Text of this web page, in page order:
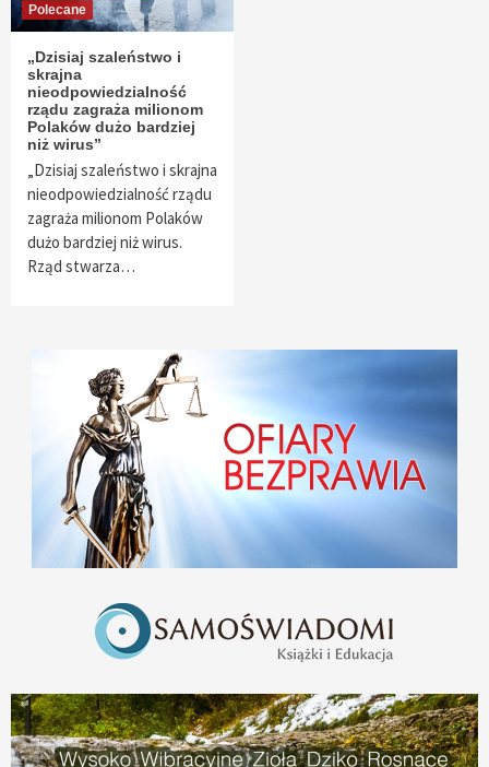
Polecane
„Dzisiaj szaleństwo i
skrajna
nieodpowiedzialność
rządu zagraża milionom
Polaków dużo bardziej
niż wirus”
„Dzisiaj szaleństwo i skrajna
nieodpowiedzialność rządu
zagraża milionom Polaków
dużo bardziej niż wirus.
Rząd stwarza…